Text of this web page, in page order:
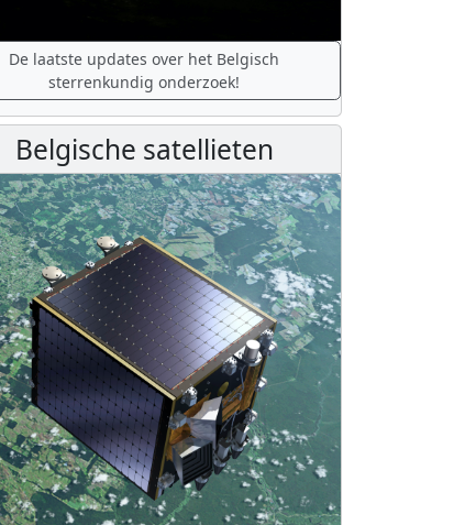
De laatste updates over het Belgisch
sterrenkundig onderzoek!
Belgische satellieten